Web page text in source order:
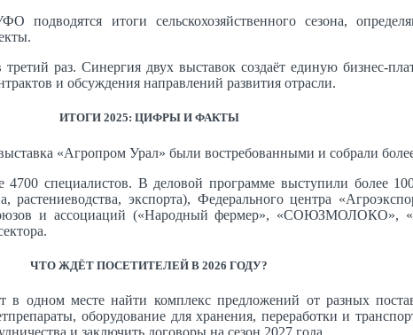
итоги сельскохозяйственного сезона,
раз. Синергия двух выставок создаёт единую бизнес-
и обсуждения направлений развития отрасли.
ИТОГИ 2025: ЦИФРЫ И ФАКТЫ
«Агропром Урал» были востребованными и собрали
специалистов. В деловой программе выступили более
растениеводства, экспорта), Федерального центра
и ассоциаций («Народный фермер», «СОЮЗМОЛОКО»,
ЧТО ЖДЁТ ПОСЕТИТЕЛЕЙ В 2026 ГОДУ?
месте найти комплекс предложений от разных
оборудование для хранения, переработки и
и заключить договоры на сезон 2027 года.